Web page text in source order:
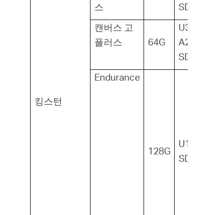
킹스턴
스
SDXC1
캔버스 고
플러스
64G
U3, V30,
A2,
SDXC1
Endurance
128G
U1, A1,
SDXC